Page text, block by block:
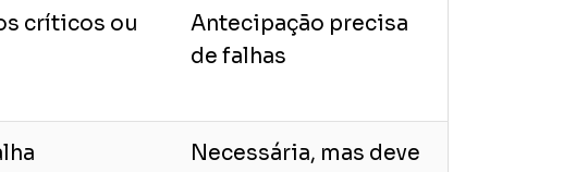
críticos ou
Antecipação precisa
de falhas
Necessária, mas deve